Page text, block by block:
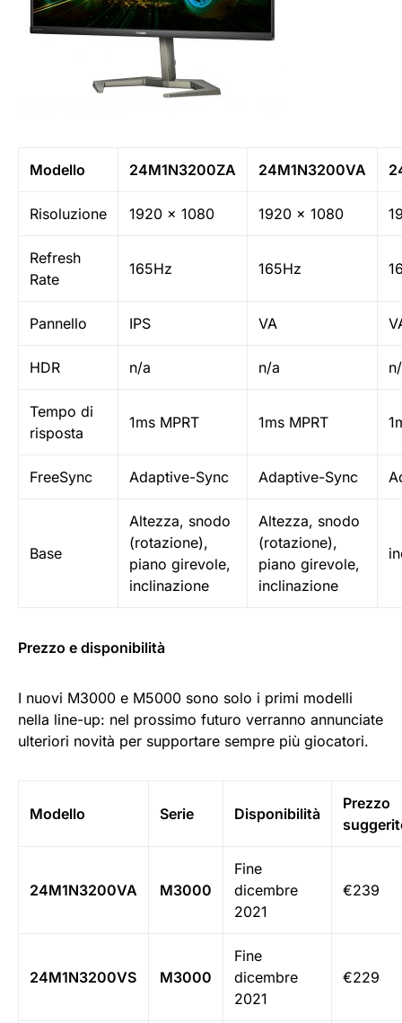
Modello 24M1N3200ZA 24M1N3200VA
Risoluzione 1920 x 1080 1920 x 1080
Refresh
Rate
165Hz 165Hz
Pannello IPS VA
HDR n/a n/a
Tempo di
risposta
1ms MPRT 1ms MPRT
FreeSync Adaptive-Sync Adaptive-Sync
Base
Altezza, snodo
(rotazione),
piano girevole,
inclinazione
Altezza, snodo
(rotazione),
piano girevole,
inclinazione
Prezzo e disponibilità
I nuovi M3000 e M5000 sono solo i primi modelli
nella line-up: nel prossimo futuro verranno annunciate
ulteriori novità per supportare sempre più giocatori.
Modello Serie Disponibilità
Prezzo
24M1N3200VA M3000
Fine
dicembre
2021
€239
24M1N3200VS M3000
Fine
dicembre
2021
€229